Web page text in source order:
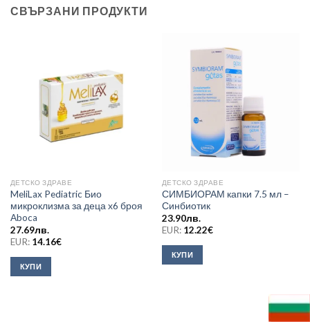
СВЪРЗАНИ ПРОДУКТИ
ДЕТСКО ЗДРАВЕ
MeliLax Pediatric Био
микроклизма за деца х6 броя
Aboca
27.69лв.
EUR: 14.16€
КУПИ
ДЕТСКО ЗДРАВЕ
СИМБИОРАМ капки 7.5 мл –
Синбиотик
23.90лв.
EUR: 12.22€
КУПИ